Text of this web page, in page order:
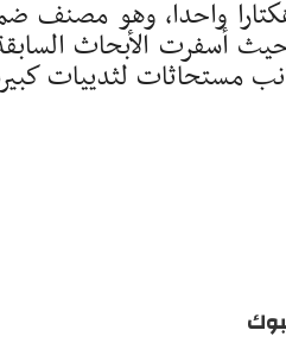
واحدا، وهو مصنف ضمن
أسفرت الأبحاث